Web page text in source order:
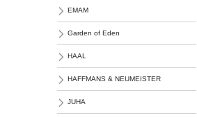
EMAM
Garden of Eden
HAAL
HAFFMANS & NEUMEISTER
JUHA